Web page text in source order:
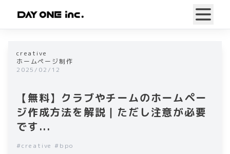
creative
ホームページ制作
2025/02/12
【無料】クラブやチームのホームペー
ジ作成方法を解説｜ただし注意が必要
です...
#creative #bpo